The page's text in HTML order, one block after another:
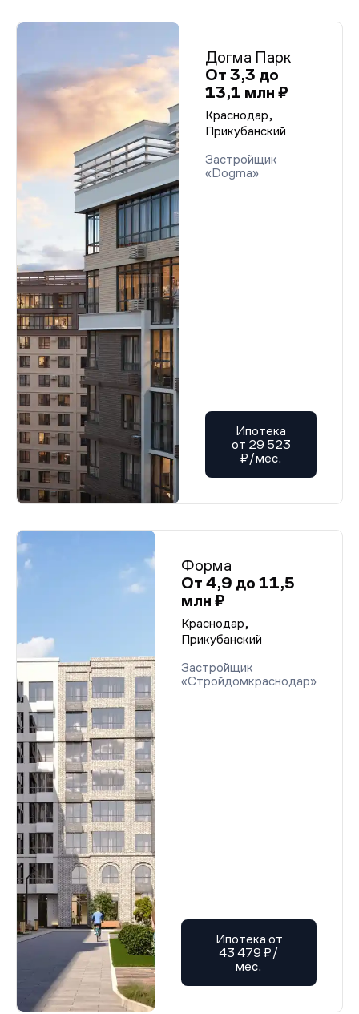
Догма Парк
От 3,3 до
13,1 млн ₽
Краснодар,
Прикубанский
Застройщик
«Dogma»
Ипотека
от 29 523
₽/мес.
Форма
От 4,9 до 11,5
млн ₽
Краснодар,
Прикубанский
Застройщик
«Стройдомкраснодар»
Ипотека от
43 479 ₽/
мес.